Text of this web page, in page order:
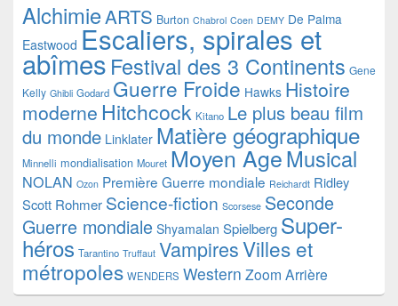
AlchimieARTS Burton Chabrol Coen DEMY De Palma
Eastwood Escaliers, spirales et
abîmesFestival des 3 Continents Gene
Kelly Ghibli Godard Guerre Froide Hawks Histoire
moderne Hitchcock Kitano Le plus beau film
du monde Linklater Matière géographique
Minnelli mondialisation Mouret Moyen AgeMusical
NOLAN Ozon Première Guerre mondiale Reichardt Ridley
Scott Rohmer Science-fiction Scorsese Seconde
Guerre mondiale Shyamalan Spielberg Super-
héros Tarantino Truffaut VampiresVilles et
métropoles WENDERS Western Zoom Arrière